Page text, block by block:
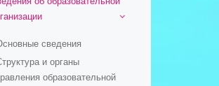
сведения
и органы
образовательной